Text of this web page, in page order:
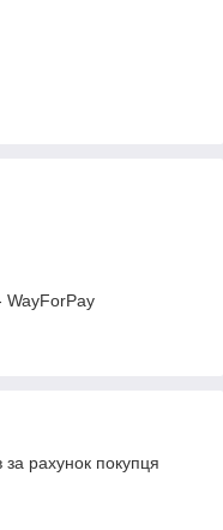
WayForPay
рахунок покупця